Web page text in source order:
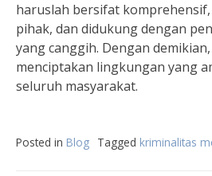
haruslah bersifat
pihak, dan didukung dengan
yang canggih. Dengan
menciptakan lingkungan yang
seluruh masyarakat.
Posted in Blog Tagged kriminalitas